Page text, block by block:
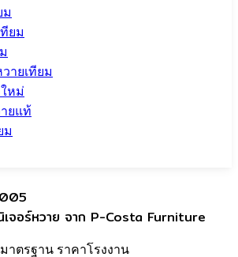
ม
ยม
ายเทียม
หม่
ยแท้
ม
เจอร์หวาย จาก P-Costa Furniture
ตรฐาน ราคาโรงงาน